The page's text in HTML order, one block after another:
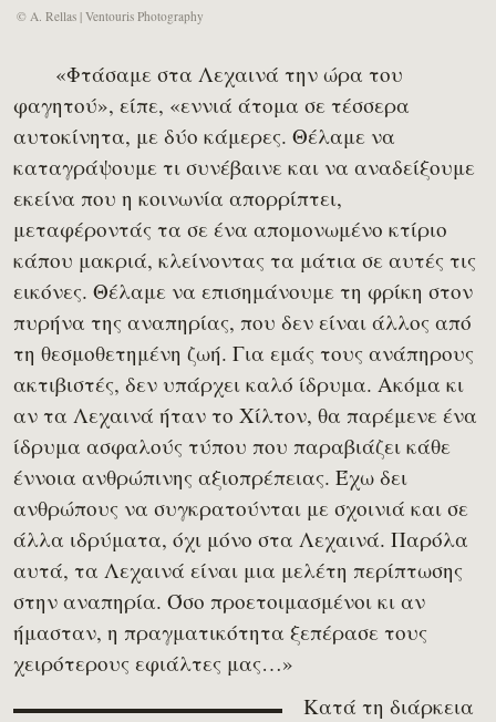
© A. Rellas | Ventouris Photography
«Φτάσαμε στα Λεχαινά την ώρα του
φαγητού», είπε, «εννιά άτομα σε τέσσερα
αυτοκίνητα, με δύο κάμερες. Θέλαμε να
καταγράψουμε τι συνέβαινε και να αναδείξουμε
εκείνα που η κοινωνία απορρίπτει,
μεταφέροντάς τα σε ένα απομονωμένο κτίριο
κάπου μακριά, κλείνοντας τα μάτια σε αυτές τις
εικόνες. Θέλαμε να επισημάνουμε τη φρίκη στον
πυρήνα της αναπηρίας, που δεν είναι άλλος από
τη θεσμοθετημένη ζωή. Για εμάς τους ανάπηρους
ακτιβιστές, δεν υπάρχει καλό ίδρυμα. Ακόμα κι
αν τα Λεχαινά ήταν το Χίλτον, θα παρέμενε ένα
ίδρυμα ασφαλούς τύπου που παραβιάζει κάθε
έννοια ανθρώπινης αξιοπρέπειας. Έχω δει
ανθρώπους να συγκρατούνται με σχοινιά και σε
άλλα ιδρύματα, όχι μόνο στα Λεχαινά. Παρόλα
αυτά, τα Λεχαινά είναι μια μελέτη περίπτωσης
στην αναπηρία. Όσο προετοιμασμένοι κι αν
ήμασταν, η πραγματικότητα ξεπέρασε τους
χειρότερους εφιάλτες μας…»
Κατά τη διάρκεια